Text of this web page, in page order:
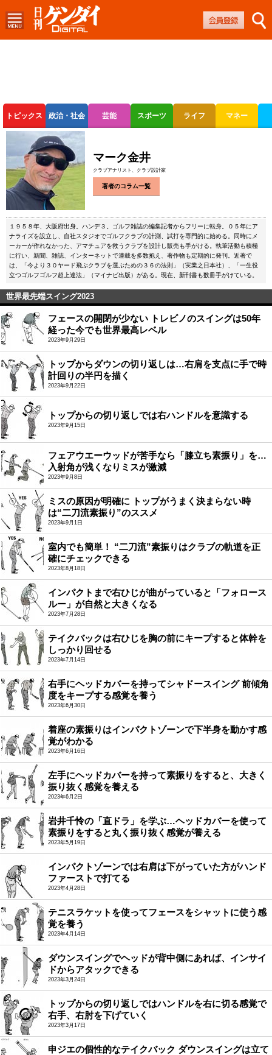
トピックス 政治・社会 芸能 スポーツ ライフ マネー
ボートレース 競輪
マーク金井
クラブアナリスト、クラブ設計家
著者のコラム一覧
１９５８年、大阪府出身。ハンデ３。ゴルフ雑誌の編集記者からフリーに転身。０５年にア
ナライズを設立し、自社スタジオでゴルフクラブの計測、試打を専門的に始める。同時にメ
ーカーが作れなかった、アマチュアを救うクラブを設計し販売も手がける。執筆活動も積極
に行い、新聞、雑誌、インターネットで連載を多数抱え、著作物も定期的に発刊。近著で
は、「今より３０ヤード飛ぶクラブを選ぶための３６の法則」（実業之日本社）、「一生役
立つゴルフゴルフ超上達法」（マイナビ出版）がある。現在、新刊書も数冊手がけている。
世界最先端スイング2023
フェースの開閉が少ない トレビノのスイングは50年
経った今でも世界最高レベル
2023年9月29日
トップからダウンの切り返しは…右肩を支点に手で時
計回りの半円を描く
2023年9月22日
トップからの切り返しでは右ハンドルを意識する
2023年9月15日
フェアウエーウッドが苦手なら「膝立ち素振り」を…
入射角が浅くなりミスが激減
2023年9月8日
ミスの原因が明確に トップがうまく決まらない時
は“二刀流素振り”のススメ
2023年9月1日
室内でも簡単！ “二刀流”素振りはクラブの軌道を正
確にチェックできる
2023年8月18日
インパクトまで右ひじが曲がっていると「フォロース
ルー」が自然と大きくなる
2023年7月28日
テイクバックは右ひじを胸の前にキープすると体幹を
しっかり回せる
2023年7月14日
右手にヘッドカバーを持ってシャドースイング 前傾角
度をキープする感覚を養う
2023年6月30日
着座の素振りはインパクトゾーンで下半身を動かす感
覚がわかる
2023年6月16日
左手にヘッドカバーを持って素振りをすると、大きく
振り抜く感覚を養える
2023年6月2日
岩井千怜の「直ドラ」を学ぶ…ヘッドカバーを使って
素振りをすると丸く振り抜く感覚が養える
2023年5月19日
インパクトゾーンでは右肩は下がっていた方がハンド
ファーストで打てる
2023年4月28日
テニスラケットを使ってフェースをシャットに使う感
覚を養う
2023年4月14日
ダウンスイングでヘッドが背中側にあれば、インサイ
ドからアタックできる
2023年3月24日
トップからの切り返しではハンドルを右に切る感覚で
右手、右肘を下げていく
2023年3月17日
申ジエの個性的なテイクバック ダウンスイングは立て